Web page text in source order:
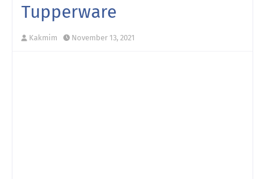
Tupperware
Kakmim November 13, 2021